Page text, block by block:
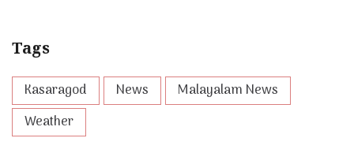
Tags
Kasaragod News
Malayalam News
Weather